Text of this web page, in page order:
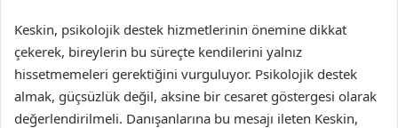
Keskin, psikolojik destek hizmetlerinin önemine dikkat
çekerek, bireylerin bu süreçte kendilerini yalnız
hissetmemeleri gerektiğini vurguluyor. Psikolojik destek
almak, güçsüzlük değil, aksine bir cesaret göstergesi olarak
değerlendirilmeli. Danışanlarına bu mesajı ileten Keskin,